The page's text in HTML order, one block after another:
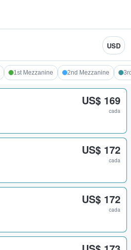
USD
1st Mezzanine 2nd Mezzanine
US$ 169
cada
US$ 172
cada
US$ 172
cada